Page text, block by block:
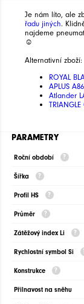
Je nám líto, ale
řadu jiných.
najdeme
☺
Alternativní zboží:
ROYAL
APLUS
Atlander
PARAMETRY
Roční období
Šířka
Profil HS
Průměr
Zátěžový index Li
Rychlostní symbol Si
Konstrukce
Přilnavost na sněhu